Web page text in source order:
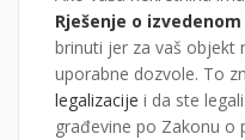
Rješenje o
brinuti jer za vaš objekt
uporabne dozvole. To
legalizacije i da ste
građevine po Zakonu o